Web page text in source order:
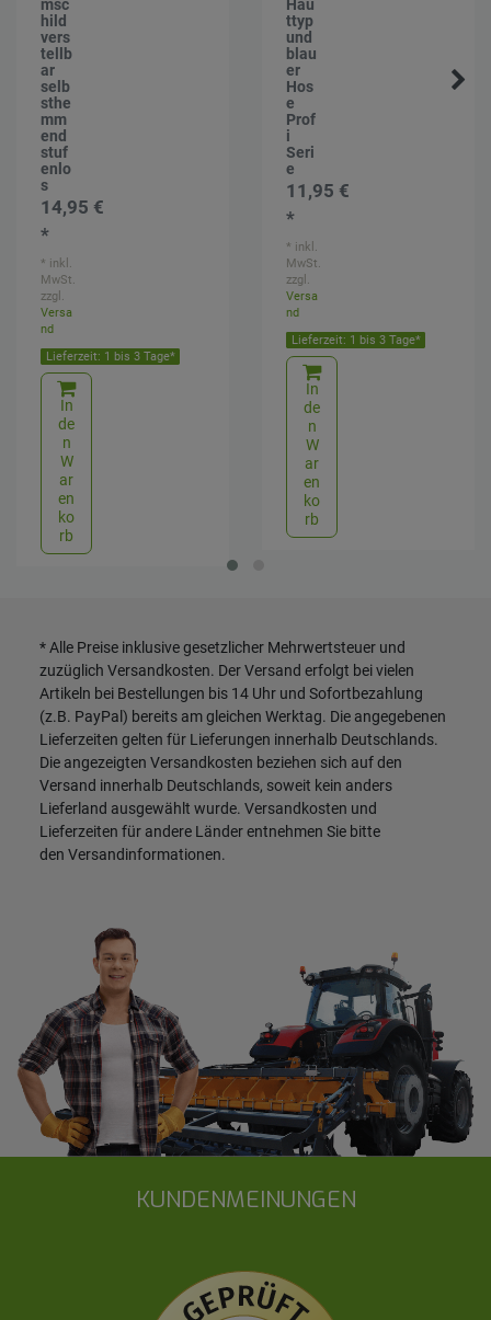
msc
hild
vers
tellb
ar
selb
sthe
mm
end
stuf
enlo
s
14,95 €
*
Lieferzeit: 1 bis 3 Tage*
In
de
n
W
ar
en
ko
rb
* inkl.
MwSt.
zzgl.
Versa
nd
Hau
ttyp
und
blau
er
Hos
e
Prof
i
Seri
e
11,95 €
*
Lieferzeit: 1 bis 3 Tage*
In
de
n
W
ar
en
ko
rb
* inkl.
MwSt.
zzgl.
Versa
nd
* Alle Preise inklusive gesetzlicher Mehrwertsteuer und
zuzüglich Versandkosten. Der Versand erfolgt bei vielen
Artikeln bei Bestellungen bis 14 Uhr und Sofortbezahlung
(z.B. PayPal) bereits am gleichen Werktag. Die angegebenen
Lieferzeiten gelten für Lieferungen innerhalb Deutschlands.
Die angezeigten Versandkosten beziehen sich auf den
Versand innerhalb Deutschlands, soweit kein anders
Lieferland ausgewählt wurde. Versandkosten und
Lieferzeiten für andere Länder entnehmen Sie bitte
den Versandinformationen.
KUNDENMEINUNGEN